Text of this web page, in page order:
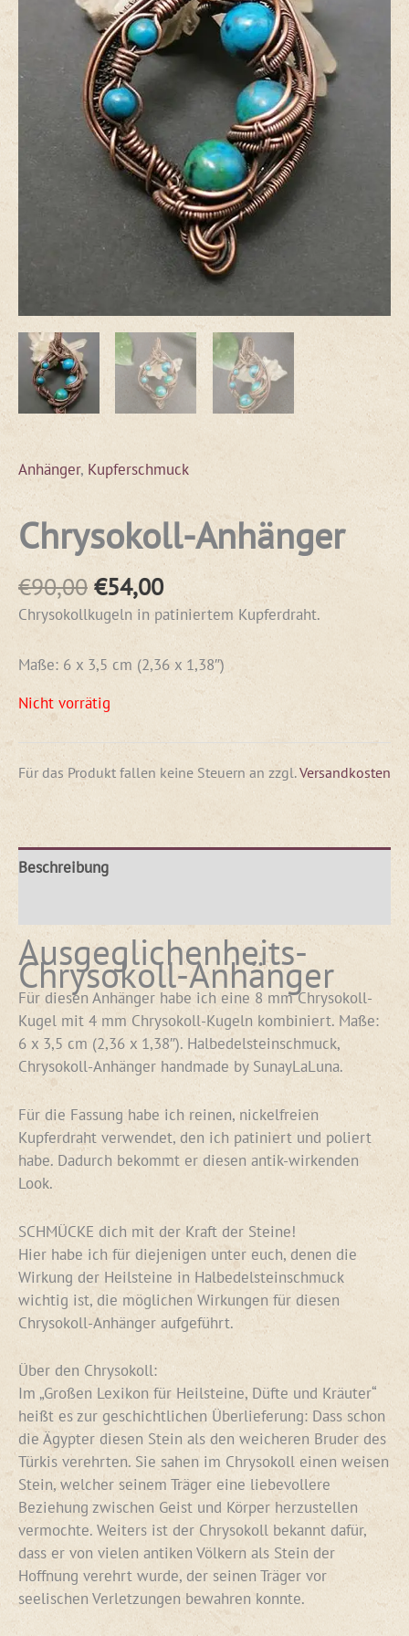
Anhänger, Kupferschmuck
Chrysokoll-Anhänger
€90,00 €54,00
Chrysokollkugeln in patiniertem Kupferdraht.
Maße: 6 x 3,5 cm (2,36 x 1,38″)
Nicht vorrätig
Für das Produkt fallen keine Steuern an zzgl.Versandkosten
Beschreibung
Ausgeglichenheits-
Chrysokoll-Anhänger
Für diesen Anhänger habe ich eine 8 mm Chrysokoll-
Kugel mit 4 mm Chrysokoll-Kugeln kombiniert. Maße:
6 x 3,5 cm (2,36 x 1,38″). Halbedelsteinschmuck,
Chrysokoll-Anhänger handmade by SunayLaLuna.
Für die Fassung habe ich reinen, nickelfreien
Kupferdraht verwendet, den ich patiniert und poliert
habe. Dadurch bekommt er diesen antik-wirkenden
Look.
SCHMÜCKE dich mit der Kraft der Steine!
Hier habe ich für diejenigen unter euch, denen die
Wirkung der Heilsteine in Halbedelsteinschmuck
wichtig ist, die möglichen Wirkungen für diesen
Chrysokoll-Anhänger aufgeführt.
Über den Chrysokoll:
Im „Großen Lexikon für Heilsteine, Düfte und Kräuter“
heißt es zur geschichtlichen Überlieferung: Dass schon
die Ägypter diesen Stein als den weicheren Bruder des
Türkis verehrten. Sie sahen im Chrysokoll einen weisen
Stein, welcher seinem Träger eine liebevollere
Beziehung zwischen Geist und Körper herzustellen
vermochte. Weiters ist der Chrysokoll bekannt dafür,
dass er von vielen antiken Völkern als Stein der
Hoffnung verehrt wurde, der seinen Träger vor
seelischen Verletzungen bewahren konnte.